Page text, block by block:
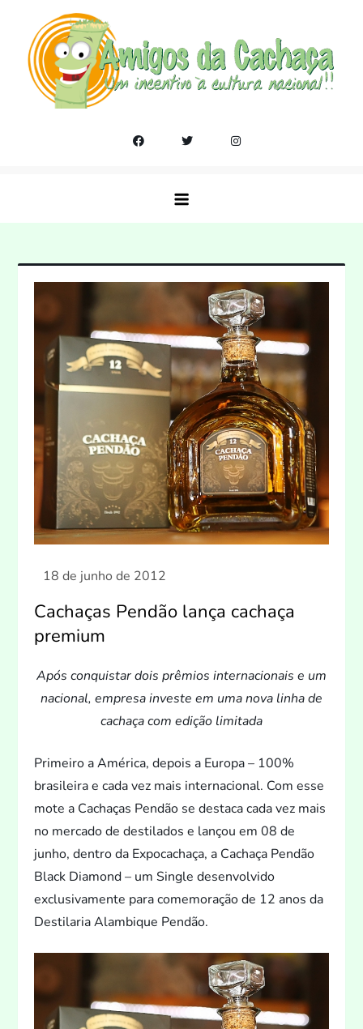
content
Cachaças Pendão lança cachaça
premium
Após conquistar dois prêmios internacionais e um
nacional, empresa investe em uma nova linha de
cachaça com edição limitada
Primeiro a América, depois a Europa – 100%
brasileira e cada vez mais internacional. Com esse
mote a Cachaças Pendão se destaca cada vez mais
no mercado de destilados e lançou em 08 de
junho, dentro da Expocachaça, a Cachaça Pendão
Black Diamond – um Single desenvolvido
exclusivamente para comemoração de 12 anos da
Destilaria Alambique Pendão.